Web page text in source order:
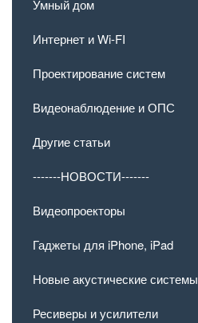
Умный дом
Интернет и Wi-FI
Проектирование систем
Видеонаблюдение и ОПС
Другие статьи
-------НОВОСТИ-------
Видеопроекторы
Гаджеты для iPhone, iPad
Новые акустические системы
Ресиверы и усилители